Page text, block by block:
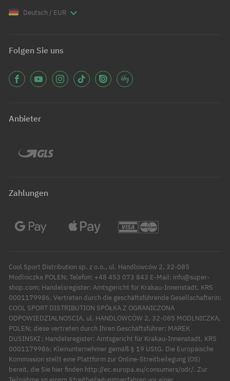
Deutsch / EUR
Folgen Sie uns
Anbieter
Zahlungen
Cool Sport Distribution sp. z o.o., ul. Handlowców 2, 32-085
Modlniczka POLEN; Telefon: +48 453 073 843 E-Mail: info@super-
shop.com; Handelsregister: Amtsgericht für Krakau-Innenstadt, KRS
0001179986. Vertreten durch die geschäftsführende Gesellschafterin:
COOL SPORT DISTRIBUTION SPÓŁKA Z OGRANICZONA
ODPOWIEDZIALNOSCIA, ul. HANDLOWCÓW 2, 32-085 MODLNICZKA,
POLEN; diese vertreten durch Ihren Geschäftsführer: MAREK
DUSINSKI ; Handelsregister: Amtsgericht für Krakau-Innenstadt, KRS
0001179986; Kleinunternehmer gemäß § 19 UStG. Die Europäische
Kommission stellt eine Plattform zur Online-Streitbeilegung (OS)
bereit, die Sie hier finden http://ec.europa.eu/consumers/odr/. Zur